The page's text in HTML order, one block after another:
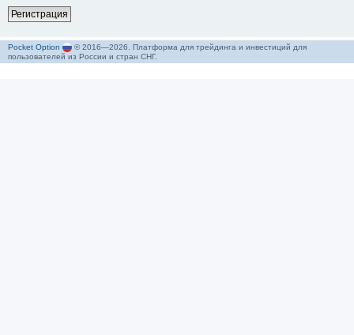
Регистрация
Pocket Option
© 2016—2026. Платформа для трейдинга и инвестиций для
пользователей из России и стран СНГ.